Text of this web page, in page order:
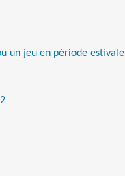
un jeu en période estivale